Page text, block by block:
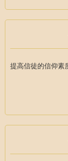
提高信徒的信仰素